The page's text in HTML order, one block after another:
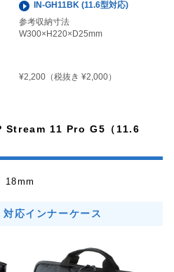
IN-GH11BK (11.6型対応)
参考収納寸法
W300×H220×D25mm
¥2,200 （税抜き ¥2,000）
Stream 11 Pro G5（11.6
18mm
応インナーケース